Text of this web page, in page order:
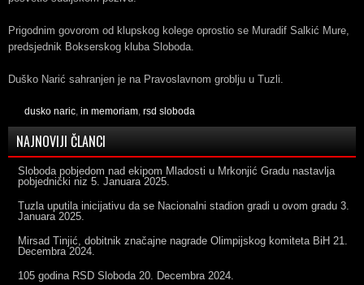
Prigodnim govorom od klupskog kolege oprostio se Muradif Salkić Mure,
predsjednik Bokserskog kluba Sloboda.
Duško Narić sahranjen je na Pravoslavnom groblju u Tuzli.
dusko naric, in memoriam, rsd sloboda
NAJNOVIJI ČLANCI
Sloboda pobjedom nad ekipom Mladosti u Mrkonjić Gradu nastavlja
pobjednički niz 5. Januara 2025.
Tuzla uputila inicijativu da se Nacionalni stadion gradi u ovom gradu 3.
Januara 2025.
Mirsad Tinjić, dobitnik značajne nagrade Olimpijskog komiteta BiH 21.
Decembra 2024.
105 godina RSD Sloboda 20. Decembra 2024.